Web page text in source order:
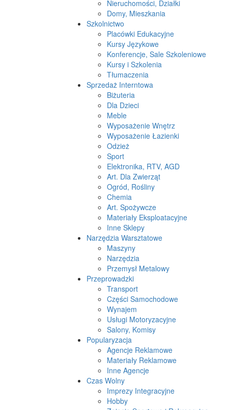
Nieruchomości, Działki
Domy, Mieszkania
Szkolnictwo
Placówki Edukacyjne
Kursy Językowe
Konferencje, Sale Szkoleniowe
Kursy i Szkolenia
Tłumaczenia
Sprzedaż Interntowa
Biżuteria
Dla Dzieci
Meble
Wyposażenie Wnętrz
Wyposażenie Łazienki
Odzież
Sport
Elektronika, RTV, AGD
Art. Dla Zwierząt
Ogród, Rośliny
Chemia
Art. Spożywcze
Materiały Eksploatacyjne
Inne Sklepy
Narzędzia Warsztatowe
Maszyny
Narzędzia
Przemysł Metalowy
Przeprowadzki
Transport
Części Samochodowe
Wynajem
Usługi Motoryzacyjne
Salony, Komisy
Popularyzacja
Agencje Reklamowe
Materiały Reklamowe
Inne Agencje
Czas Wolny
Imprezy Integracyjne
Hobby